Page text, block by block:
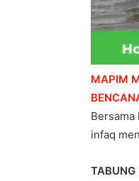
MAPIM
infaq